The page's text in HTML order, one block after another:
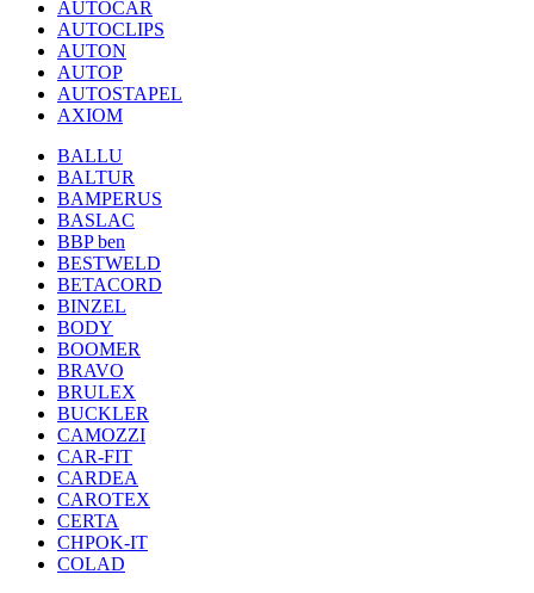
AUTOCAR
AUTOCLIPS
AUTON
AUTOP
AUTOSTAPEL
AXIOM
BALLU
BALTUR
BAMPERUS
BASLAC
BBP ben
BESTWELD
BETACORD
BINZEL
BODY
BOOMER
BRAVO
BRULEX
BUCKLER
CAMOZZI
CAR-FIT
CARDEA
CAROTEX
CERTA
CHPOK-IT
COLAD